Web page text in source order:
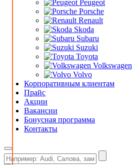
Peugeot
Porsche
Renault
Skoda
Subaru
Suzuki
Toyota
Volkswagen
Volvo
Корпоративным клиентам
Прайс
Акции
Вакансии
Бонусная программа
Контакты